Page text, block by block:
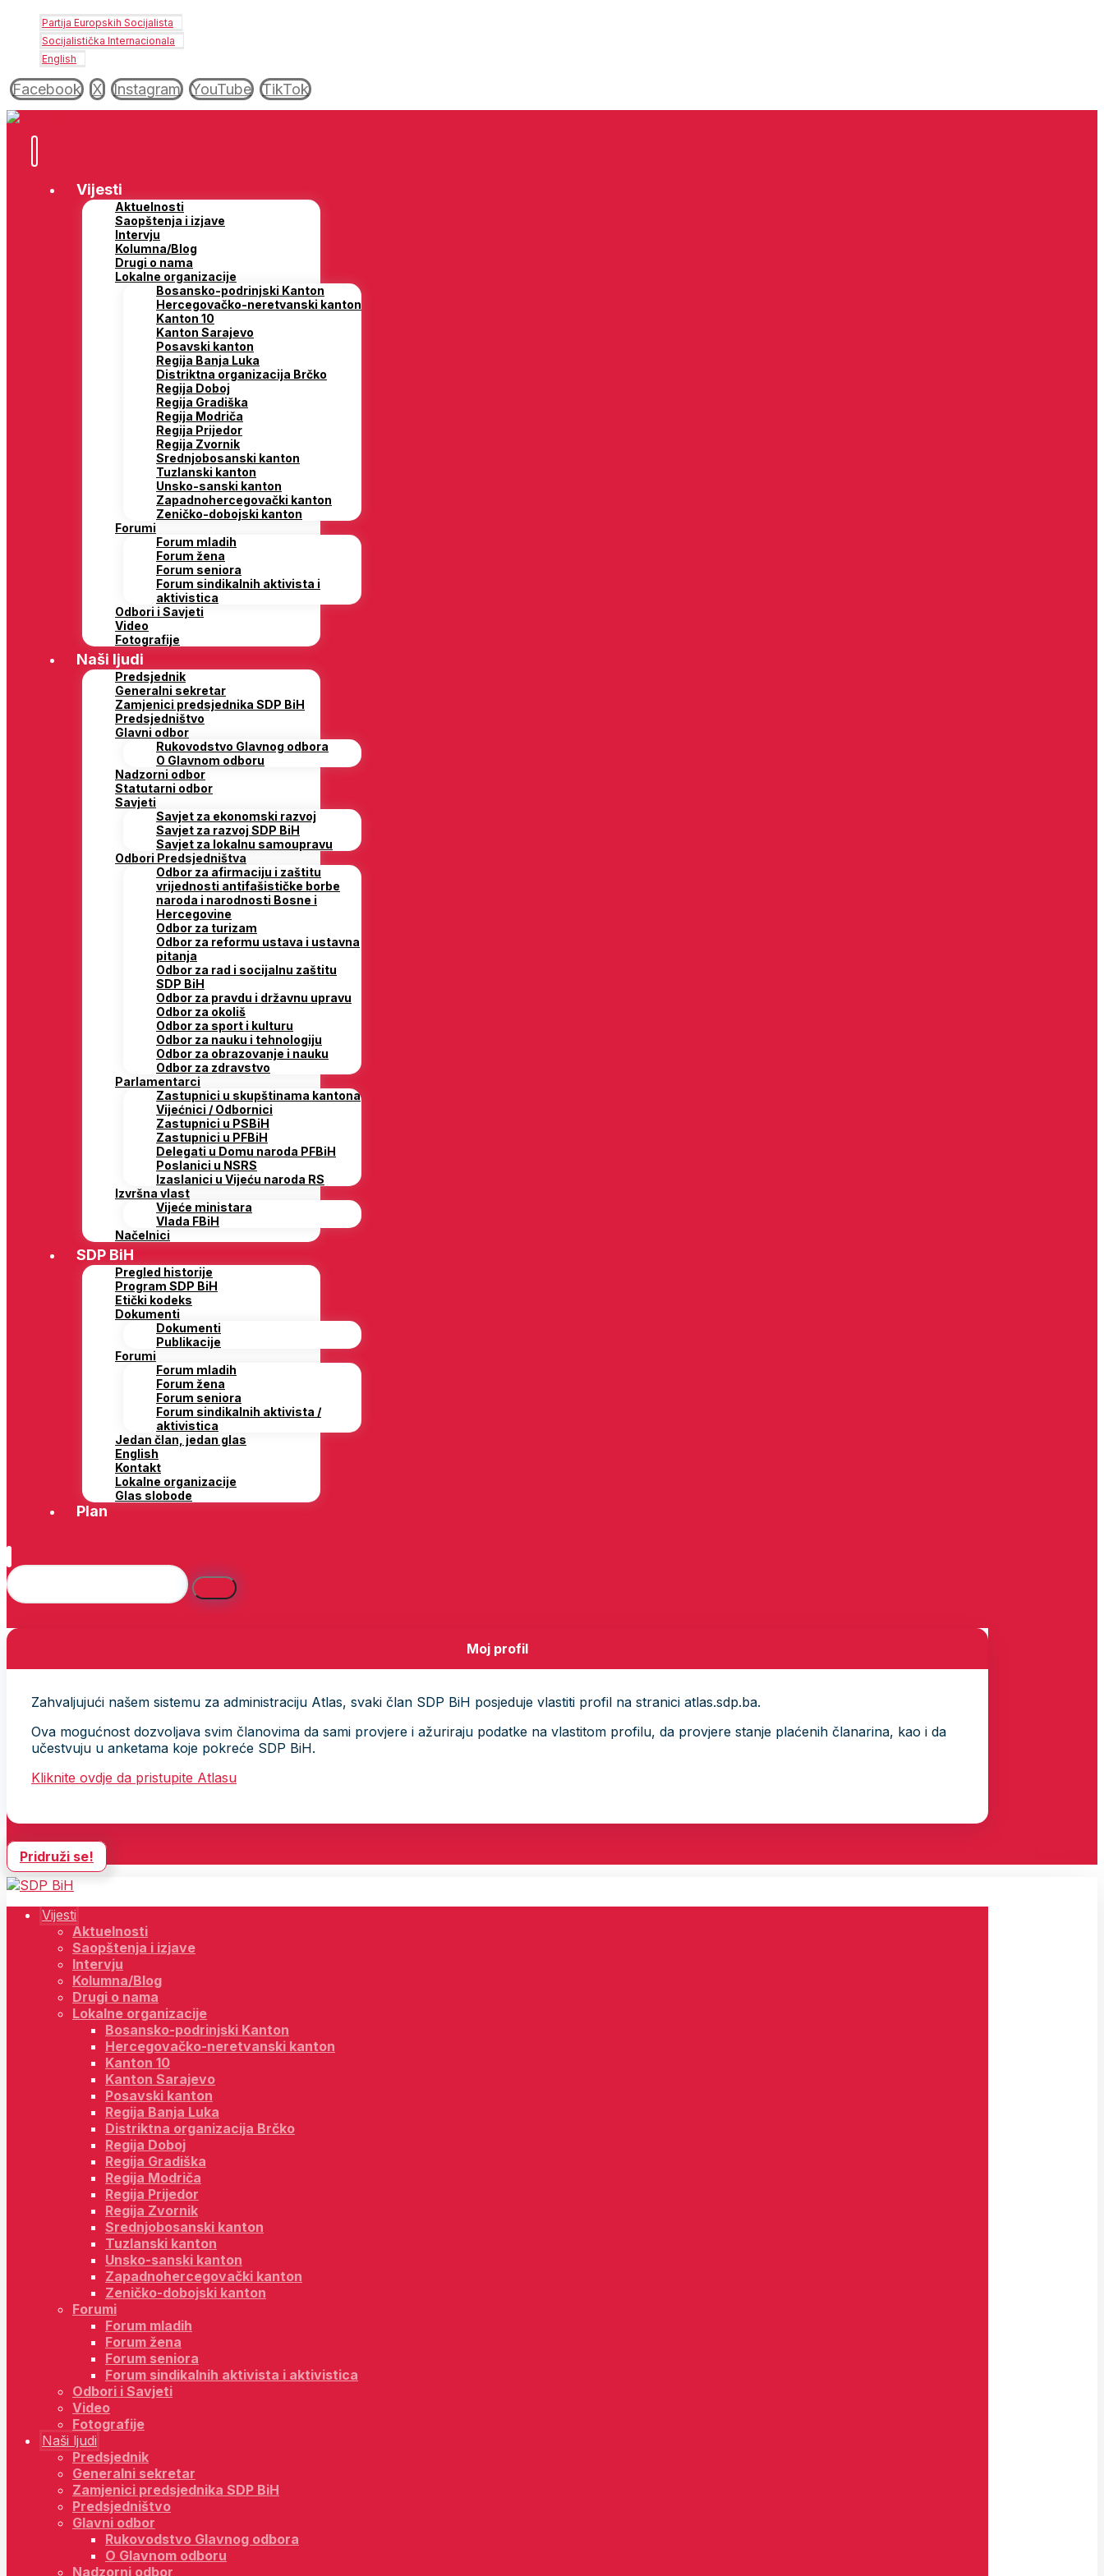
Partija Europskih Socijalista
Socijalistička Internacionala
English
Facebook X Instagram YouTube TikTok
Vijesti
Aktuelnosti
Saopštenja i izjave
Intervju
Kolumna/Blog
Drugi o nama
Lokalne organizacije
Bosansko-podrinjski Kanton
Hercegovačko-neretvanski kanton
Kanton 10
Kanton Sarajevo
Posavski kanton
Regija Banja Luka
Distriktna organizacija Brčko
Regija Doboj
Regija Gradiška
Regija Modriča
Regija Prijedor
Regija Zvornik
Srednjobosanski kanton
Tuzlanski kanton
Unsko-sanski kanton
Zapadnohercegovački kanton
Zeničko-dobojski kanton
Forumi
Forum mladih
Forum žena
Forum seniora
Forum sindikalnih aktivista i
aktivistica
Odbori i Savjeti
Video
Fotografije
Naši ljudi
Predsjednik
Generalni sekretar
Zamjenici predsjednika SDP BiH
Predsjedništvo
Glavni odbor
Rukovodstvo Glavnog odbora
O Glavnom odboru
Nadzorni odbor
Statutarni odbor
Savjeti
Savjet za ekonomski razvoj
Savjet za razvoj SDP BiH
Savjet za lokalnu samoupravu
Odbori Predsjedništva
Odbor za afirmaciju i zaštitu
vrijednosti antifašističke borbe
naroda i narodnosti Bosne i
Hercegovine
Odbor za turizam
Odbor za reformu ustava i ustavna
pitanja
Odbor za rad i socijalnu zaštitu
SDP BiH
Odbor za pravdu i državnu upravu
Odbor za okoliš
Odbor za sport i kulturu
Odbor za nauku i tehnologiju
Odbor za obrazovanje i nauku
Odbor za zdravstvo
Parlamentarci
Zastupnici u skupštinama kantona
Vijećnici / Odbornici
Zastupnici u PSBiH
Zastupnici u PFBiH
Delegati u Domu naroda PFBiH
Poslanici u NSRS
Izaslanici u Vijeću naroda RS
Izvršna vlast
Vijeće ministara
Vlada FBiH
Načelnici
SDP BiH
Pregled historije
Program SDP BiH
Etički kodeks
Dokumenti
Dokumenti
Publikacije
Forumi
Forum mladih
Forum žena
Forum seniora
Forum sindikalnih aktivista /
aktivistica
Jedan član, jedan glas
English
Kontakt
Lokalne organizacije
Glas slobode
Plan
Moj profil
Zahvaljujući našem sistemu za administraciju Atlas, svaki član SDP BiH posjeduje vlastiti profil na stranici atlas.sdp.ba.
Ova mogućnost dozvoljava svim članovima da sami provjere i ažuriraju podatke na vlastitom profilu, da provjere stanje plaćenih članarina, kao i da
učestvuju u anketama koje pokreće SDP BiH.
Kliknite ovdje da pristupite Atlasu
Pridruži se!
Vijesti
Aktuelnosti
Saopštenja i izjave
Intervju
Kolumna/Blog
Drugi o nama
Lokalne organizacije
Bosansko-podrinjski Kanton
Hercegovačko-neretvanski kanton
Kanton 10
Kanton Sarajevo
Posavski kanton
Regija Banja Luka
Distriktna organizacija Brčko
Regija Doboj
Regija Gradiška
Regija Modriča
Regija Prijedor
Regija Zvornik
Srednjobosanski kanton
Tuzlanski kanton
Unsko-sanski kanton
Zapadnohercegovački kanton
Zeničko-dobojski kanton
Forumi
Forum mladih
Forum žena
Forum seniora
Forum sindikalnih aktivista i aktivistica
Odbori i Savjeti
Video
Fotografije
Naši ljudi
Predsjednik
Generalni sekretar
Zamjenici predsjednika SDP BiH
Predsjedništvo
Glavni odbor
Rukovodstvo Glavnog odbora
O Glavnom odboru
Nadzorni odbor